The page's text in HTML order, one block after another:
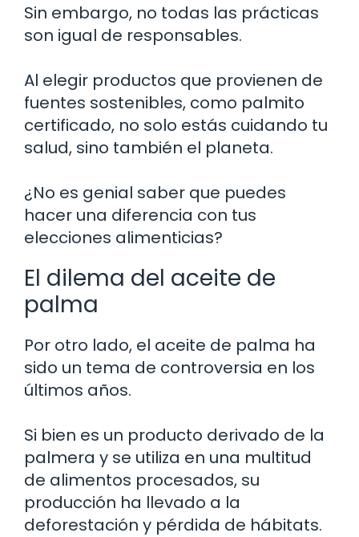
Sin embargo, no todas las prácticas
son igual de responsables.
Al elegir productos que provienen de
fuentes sostenibles, como palmito
certificado, no solo estás cuidando tu
salud, sino también el planeta.
¿No es genial saber que puedes
hacer una diferencia con tus
elecciones alimenticias?
El dilema del aceite de
palma
Por otro lado, el aceite de palma ha
sido un tema de controversia en los
últimos años.
Si bien es un producto derivado de la
palmera y se utiliza en una multitud
de alimentos procesados, su
producción ha llevado a la
deforestación y pérdida de hábitats.